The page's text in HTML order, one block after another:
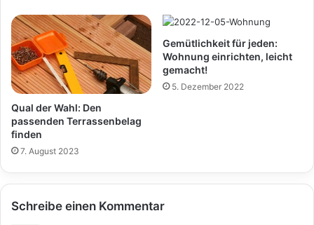
Qual der Wahl: Den
passenden Terrassenbelag
finden
7. August 2023
Gemütlichkeit für jeden:
Wohnung einrichten, leicht
gemacht!
5. Dezember 2022
Schreibe einen Kommentar